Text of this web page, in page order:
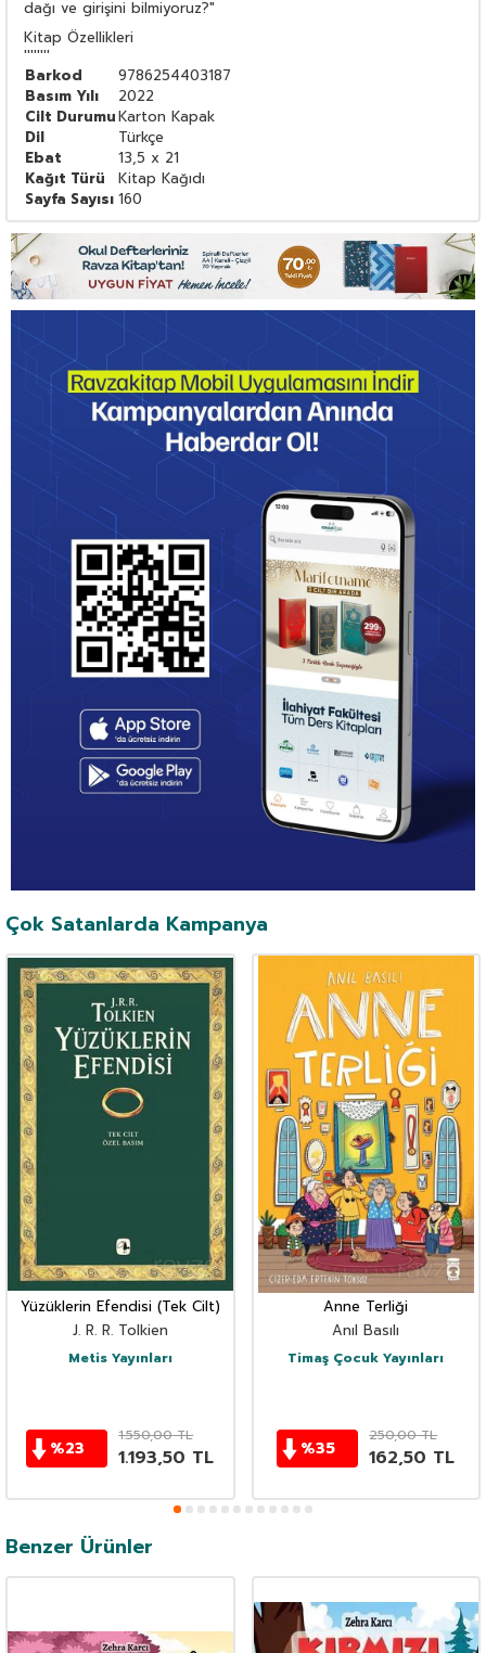
dağı ve girişini bilmiyoruz?"
Kitap Özellikleri
''''''''
Barkod
9786254403187
Basım Yılı
2022
Cilt DurumuKarton Kapak
Dil
Türkçe
Ebat
13,5 x 21
Kağıt Türü
Kitap Kağıdı
Sayfa Sayısı 160
Çok Satanlarda Kampanya
Yüzüklerin Efendisi (Tek Cilt)
J. R. R. Tolkien
Metis Yayınları
%23
1.550,00TL
1.193,50 TL
Anne Terliği
Anıl Basılı
Timaş Çocuk Yayınları
%35
250,00TL
162,50 TL
Benzer Ürünler